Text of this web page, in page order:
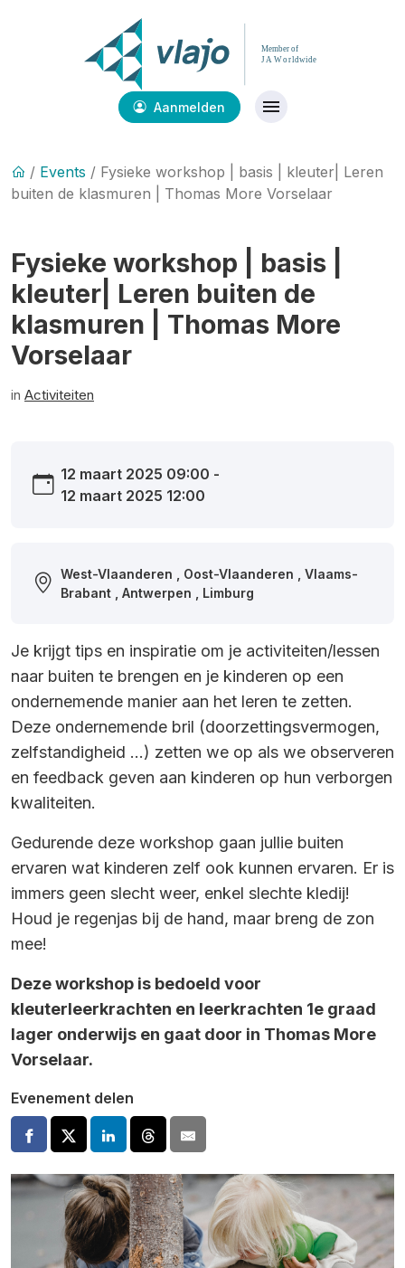
Aanmelden
/ Events / Fysieke workshop | basis | kleuter| Leren
buiten de klasmuren | Thomas More Vorselaar
Fysieke workshop | basis |
kleuter| Leren buiten de
klasmuren | Thomas More
Vorselaar
in Activiteiten
12 maart 2025 09:00 -
12 maart 2025 12:00
West-Vlaanderen , Oost-Vlaanderen , Vlaams-
Brabant , Antwerpen , Limburg
Je krijgt tips en inspiratie om je activiteiten/lessen
naar buiten te brengen en je kinderen op een
ondernemende manier aan het leren te zetten.
Deze ondernemende bril (doorzettingsvermogen,
zelfstandigheid …) zetten we op als we observeren
en feedback geven aan kinderen op hun verborgen
kwaliteiten.
Gedurende deze workshop gaan jullie buiten
ervaren wat kinderen zelf ook kunnen ervaren. Er is
immers geen slecht weer, enkel slechte kledij!
Houd je regenjas bij de hand, maar breng de zon
mee!
Deze workshop is bedoeld voor
kleuterleerkrachten en leerkrachten 1e graad
lager onderwijs en gaat door in Thomas More
Vorselaar.
Evenement delen